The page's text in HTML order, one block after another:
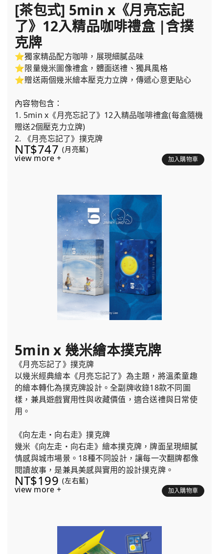
[茶包式] 5min x《月亮忘記
了》12入精品咖啡禮盒 |含撲
克牌
⭐獨家精品配方咖啡，展現細膩品味
⭐限量幾米圖像禮盒，體面送禮、獨具風格
⭐贈送兩個幾米繪本壓克力立牌，傳遞心意更貼心
內容物包含：
1. 5min x《月亮忘記了》12入精品咖啡禮盒(每盒隨機
贈送2個壓克力立牌)
2. 《月亮忘記了》撲克牌
NT$747 (月亮藍)
view more + 加入購物車
5min x 幾米繪本撲克牌
《月亮忘記了》撲克牌
以幾米經典繪本《月亮忘記了》為主題，將溫柔童趣
的繪本轉化為撲克牌設計。全副牌收錄18款不同圖
樣，兼具遊戲實用性與收藏價值，適合送禮與日常使
用。
《向左走・向右走》撲克牌
幾米《向左走・向右走》繪本撲克牌，牌面呈現細膩
情感與城市場景。18種不同設計，讓每一次翻牌都像
閱讀故事，是兼具美感與實用的設計撲克牌。
NT$199 (左右藍)
view more + 加入購物車